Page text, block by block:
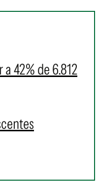
42% de 6.812